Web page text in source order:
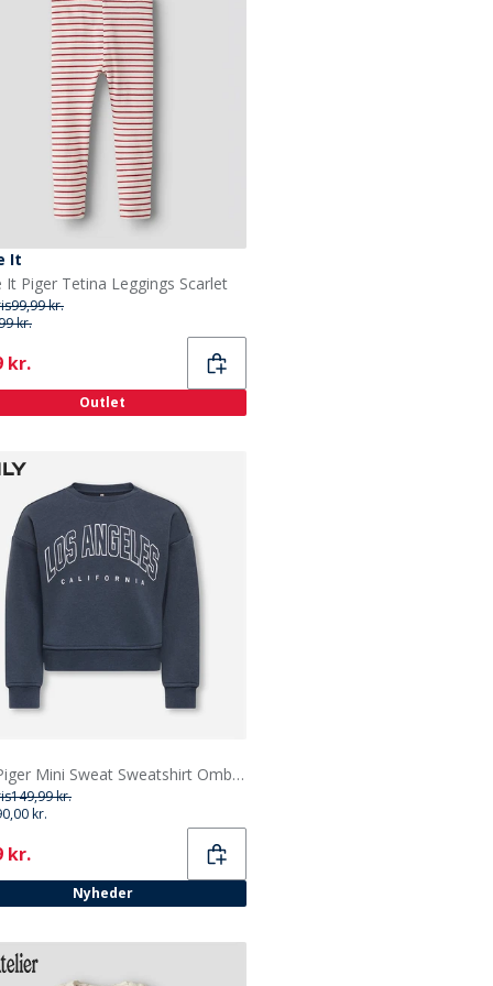
It
It Piger Tetina Leggings Scarlet
99,99 kr.
kr.
kr.
Outlet
Only Piger Mini Sweat Sweatshirt Ombre Blue
149,99 kr.
kr.
kr.
Nyheder